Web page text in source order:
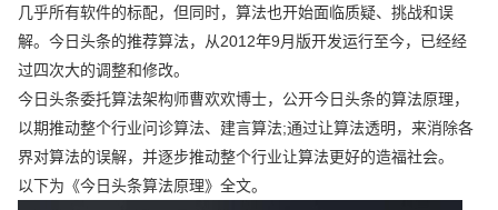
几乎所有软件的标配，但同时，算法也开始面临质疑、挑战和误
解。今日头条的推荐算法，从2012年9月版开发运行至今，已经经
过四次大的调整和修改。
今日头条委托算法架构师曹欢欢博士，公开今日头条的算法原理，
以期推动整个行业问诊算法、建言算法;通过让算法透明，来消除各
界对算法的误解，并逐步推动整个行业让算法更好的造福社会。
以下为《今日头条算法原理》全文。